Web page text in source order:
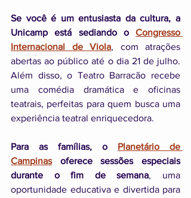
Se você é um entusiasta da cultura, a
Unicamp está sediando o Congresso
Internacional de Viola, com atrações
abertas ao público até o dia 21 de julho.
Além disso, o Teatro Barracão recebe
uma comédia dramática e oficinas
teatrais, perfeitas para quem busca uma
experiência teatral enriquecedora.
Para as famílias, o Planetário de
Campinas oferece sessões especiais
durante o fim de semana, uma
oportunidade educativa e divertida para